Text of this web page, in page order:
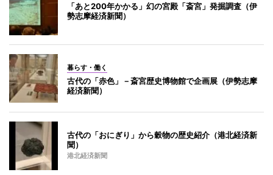
「あと200年かかる」幻の宮殿「斎宮」発掘調査（伊
勢志摩経済新聞）
暮らす・働く
古代の「赤色」－斎宮歴史博物館で企画展（伊勢志摩
経済新聞）
古代の「おにぎり」から穀物の歴史紹介（港北経済新
聞）
港北経済新聞